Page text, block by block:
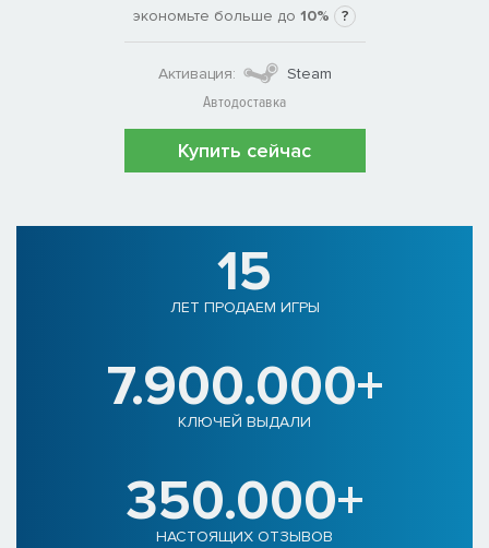
экономьте больше до 10% ?
Активация:
Steam
Автодоставка
Купить сейчас
15
ЛЕТ ПРОДАЕМ ИГРЫ
7.900.000+
КЛЮЧЕЙ ВЫДАЛИ
350.000+
НАСТОЯЩИХ ОТЗЫВОВ